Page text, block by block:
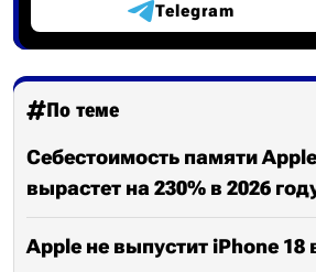
Telegram
По теме
Себестоимость памяти
вырастет на 230% в 2026
Apple не выпустит iPhone 18